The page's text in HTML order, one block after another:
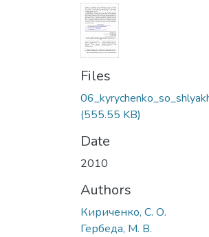
Files
(555.55 KB)
Date
2010
Authors
Кириченко, С. О.
Гербеда, М. В.